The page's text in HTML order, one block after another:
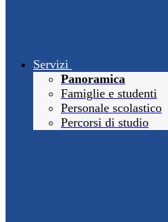
Servizi
Panoramica
Famiglie e studenti
Personale scolastico
Percorsi di studio